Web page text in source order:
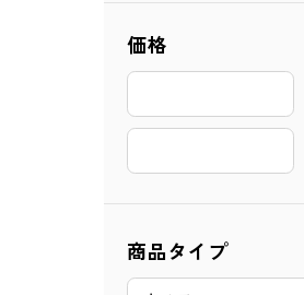
価格
商品タイプ